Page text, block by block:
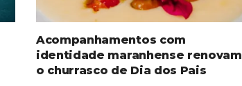
Acompanhamentos com
identidade maranhense renovam
o churrasco de Dia dos Pais